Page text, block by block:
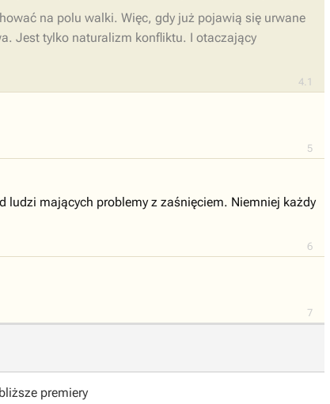
4.1
na polu walki. Więc, gdy już pojawią się urwane
Jest tylko naturalizm konfliktu. I otaczający
5
6
ludzi mających problemy z zaśnięciem. Niemniej każdy
7
premiery